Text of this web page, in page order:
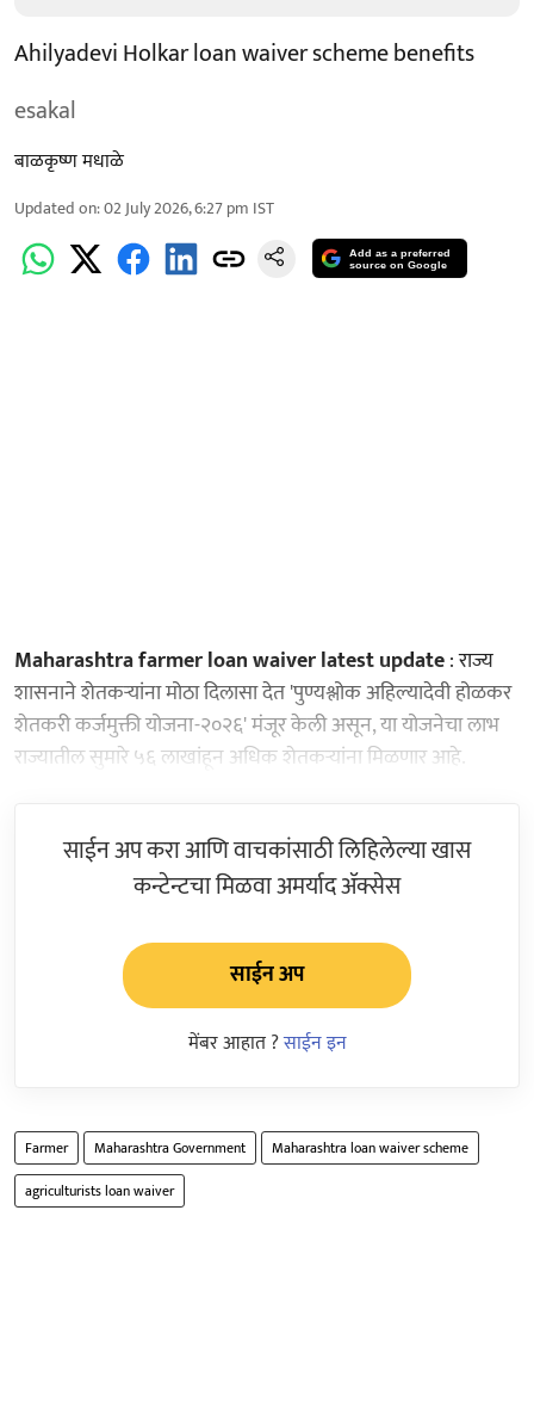
Ahilyadevi Holkar loan waiver scheme benefits
esakal
बाळकृष्ण मधाळे
Updated on:02 July 2026, 6:27 pm IST
Add as a preferred
source on Google
Maharashtra farmer loan waiver latest update: राज्य
शासनाने शेतकऱ्यांना मोठा दिलासा देत 'पुण्यश्लोक अहिल्यादेवी होळकर
शेतकरी कर्जमुक्ती योजना-२०२६' मंजूर केली असून, या योजनेचा लाभ
राज्यातील सुमारे ५६ लाखांहून अधिक शेतकऱ्यांना मिळणार आहे.
साईन अप करा आणि वाचकांसाठी लिहिलेल्या खास
कन्टेन्टचा मिळवा अमर्याद ॲक्सेस
साईन अप
मेंबर आहात ?साईन इन
Farmer Maharashtra Government
Maharashtra loan waiver scheme
agriculturists loan waiver